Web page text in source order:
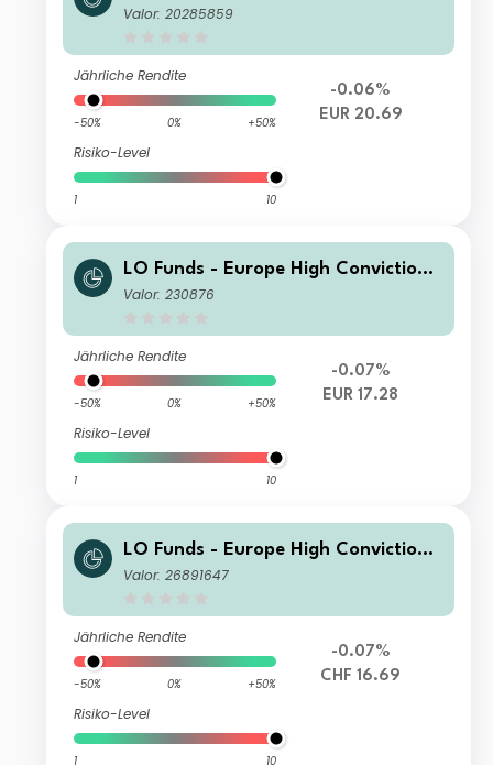
(EUR) MA
Valor: 20285859
Jährliche Rendite
-50% 0% +50%
Risiko-Level
1 10
-0.06%
EUR 20.69
LO Funds - Europe High Conviction
(EUR) PD
Valor: 230876
Jährliche Rendite
-50% 0% +50%
Risiko-Level
1 10
-0.07%
EUR 17.28
LO Funds - Europe High Conviction
Syst. Hdg (CHF) NA
Valor: 26891647
Jährliche Rendite
-50% 0% +50%
Risiko-Level
1 10
-0.07%
CHF 16.69